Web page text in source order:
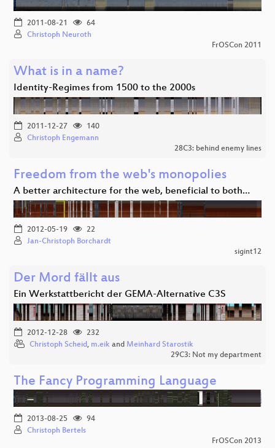
2011-08-21
64
Christoph Neuroth
FrOSCon 2011
What is in a name?
Identity-Regimes from 1500 to the 2000s
2011-12-27
140
Christoph Engemann
28C3: behind enemy lines
Freedom from the web's monopolies
A better architecture for the web, beneficial to both…
2012-05-19
22
Jan-Christoph Borchardt
sigint12
Der Mord fällt aus
Ein Werkstattbericht der GEMA-Alternative C3S
2012-12-28
232
Christoph Scheid, m.eik and Meinhard Starostik
29C3: Not my department
The Fancy Programming Language
2013-08-25
94
Christoph Bertels
FrOSCon 2013